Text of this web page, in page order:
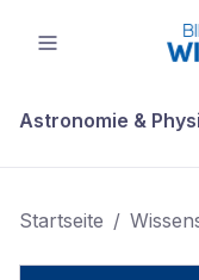
Astronomie &
Startseite /